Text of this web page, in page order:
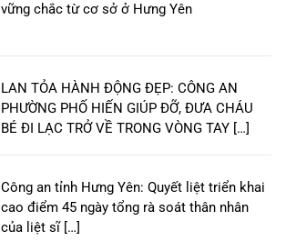
vững chắc từ cơ sở ở Hưng Yên
LAN TỎA HÀNH ĐỘNG ĐẸP: CÔNG AN
PHƯỜNG PHỐ HIẾN GIÚP ĐỠ, ĐƯA CHÁU
BÉ ĐI LẠC TRỞ VỀ TRONG VÒNG TAY […]
Công an tỉnh Hưng Yên: Quyết liệt triển khai
cao điểm 45 ngày tổng rà soát thân nhân
của liệt sĩ […]